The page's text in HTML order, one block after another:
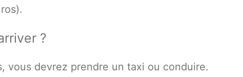
?
vous devrez prendre un taxi ou conduire.